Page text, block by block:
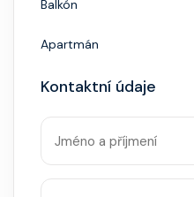
Balkón
Apartmán
Kontaktní údaje